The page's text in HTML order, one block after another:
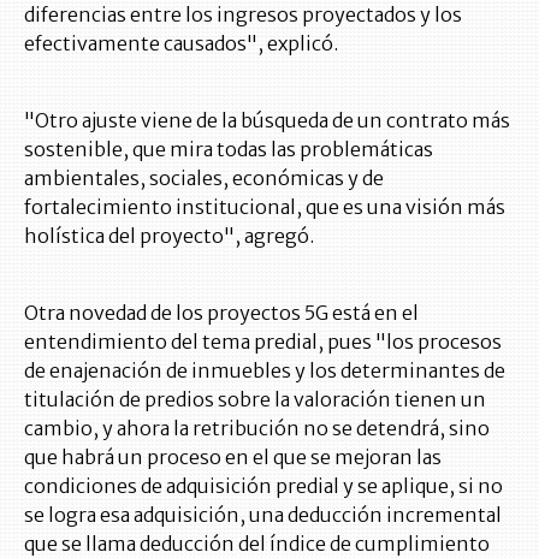
diferencias entre los ingresos proyectados y los
efectivamente causados", explicó.
"Otro ajuste viene de la búsqueda de un contrato más
sostenible, que mira todas las problemáticas
ambientales, sociales, económicas y de
fortalecimiento institucional, que es una visión más
holística del proyecto", agregó.
Otra novedad de los proyectos 5G está en el
entendimiento del tema predial, pues "los procesos
de enajenación de inmuebles y los determinantes de
titulación de predios sobre la valoración tienen un
cambio, y ahora la retribución no se detendrá, sino
que habrá un proceso en el que se mejoran las
condiciones de adquisición predial y se aplique, si no
se logra esa adquisición, una deducción incremental
que se llama deducción del índice de cumplimiento